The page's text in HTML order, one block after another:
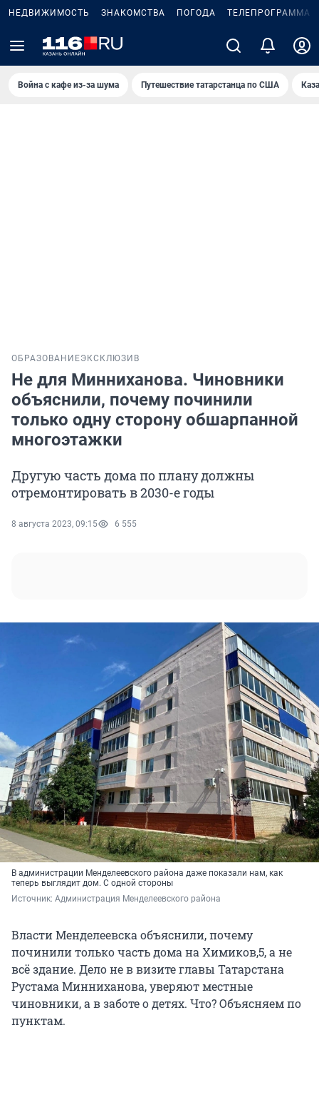
НЕДВИЖИМОСТЬ ЗНАКОМСТВА ПОГОДА ТЕЛЕПРОГРАММА
Война с кафе из-за шума Путешествие татарстанца по США
ОБРАЗОВАНИЕЭКСКЛЮЗИВ
Не для Минниханова. Чиновники
объяснили, почему починили
только одну сторону обшарпанной
многоэтажки
Другую часть дома по плану должны
отремонтировать в 2030-е годы
8 августа 2023, 09:15 6 555
В администрации Менделеевского района даже показали нам, как
теперь выглядит дом. С одной стороны
Источник: Администрация Менделеевского района
Власти Менделеевска объяснили, почему
починили только часть дома на Химиков,5, а не
всё здание. Дело не в визите главы Татарстана
Рустама Минниханова, уверяют местные
чиновники, а в заботе о детях. Что? Объясняем по
пунктам.